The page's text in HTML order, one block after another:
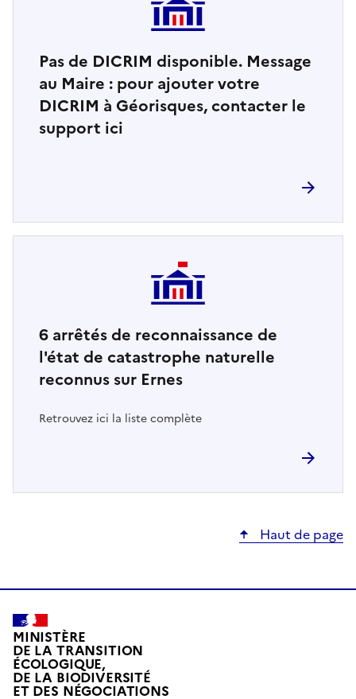
Pas de DICRIM disponible. Message
au Maire : pour ajouter votre
DICRIM à Géorisques, contacter le
support ici
6 arrêtés de reconnaissance de
l'état de catastrophe naturelle
reconnus sur Ernes
Retrouvez ici la liste complète
Haut de page
MINISTÈRE
DE LA TRANSITION
ÉCOLOGIQUE,
DE LA BIODIVERSITÉ
ET DES NÉGOCIATIONS